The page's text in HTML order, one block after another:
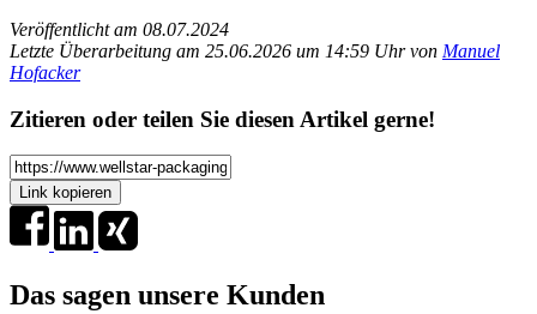
Veröffentlicht am 08.07.2024
Letzte Überarbeitung am 25.06.2026 um 14:59 Uhr von Manuel
Hofacker
Zitieren oder teilen Sie diesen Artikel gerne!
Link kopieren
Das sagen unsere Kunden